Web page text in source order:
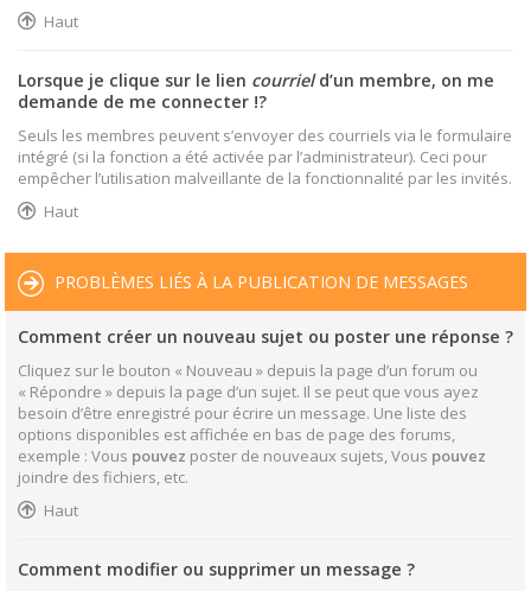
Haut
Lorsque je clique sur le lien courrield’un membre, on me
demande de me connecter !?
Seuls les membres peuvent s’envoyer des courriels via le formulaire
intégré (si la fonction a été activée par l’administrateur). Ceci pour
empêcher l’utilisation malveillante de la fonctionnalité par les invités.
Haut
PROBLÈMES LIÉS À LA PUBLICATION DE MESSAGES
Comment créer un nouveau sujet ou poster une réponse ?
Cliquez sur le bouton « Nouveau » depuis la page d’un forum ou
« Répondre » depuis la page d’un sujet. Il se peut que vous ayez
besoin d’être enregistré pour écrire un message. Une liste des
options disponibles est affichée en bas de page des forums,
exemple : Vous pouvez poster de nouveaux sujets, Vous pouvez
joindre des fichiers, etc.
Haut
Comment modifier ou supprimer un message ?